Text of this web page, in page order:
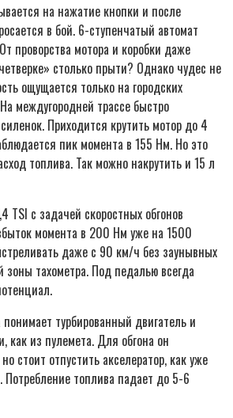
на нажатие кнопки и после
в бой. 6-ступенчатый автомат
проворства мотора и коробки даже
столько прыти? Однако чудес не
ощущается только на городских
междугородней трассе быстро
Приходится крутить мотор до 4
пик момента в 155 Нм. Но это
топлива. Так можно накрутить и 15 л
TSI с задачей скоростных обгонов
момента в 200 Нм уже на 1500
даже с 90 км/ч без заунывных
зоны тахометра. Под педалью всегда
понимает турбированный двигатель и
как из пулемета. Для обгона он
стоит отпустить акселератор, как уже
Потребление топлива падает до 5-6